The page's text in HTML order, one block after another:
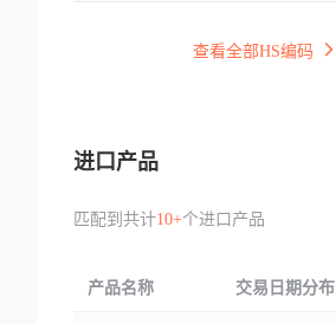
查看全部HS编码
进口产品
匹配到共计10+个进口产品
产品名称 交易日期分布